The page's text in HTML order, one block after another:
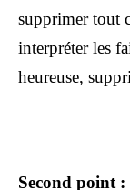
supprimer tout
interpréter les
heureuse,
Second point :